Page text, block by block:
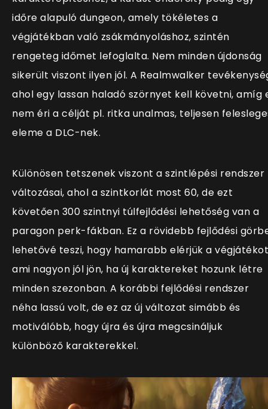
időre alapuló dungeon, amely tökéletes a
végjátékban való zsákmányoláshoz, szintén
rengeteg időmet lefoglalta. Nem minden újdonság
sikerült viszont ilyen jól. A Realmwalker
ahol egy lassan haladó szörnyet kell követni, amíg
nem éri a célját pl. ritka unalmas, teljesen
eleme a DLC-nek.
Különösen tetszenek viszont a szintlépési rendszer
változásai, ahol a szintkorlát most 60, de ezt
követően 300 szintnyi túlfejlődési lehetőség van a
paragon perk-fákban. Ez a rövidebb fejlődési
lehetővé teszi, hogy hamarabb elérjük a
ami nagyon jól jön, ha új karaktereket hozunk létre
minden szezonban. A korábbi fejlődési rendszer
néha lassú volt, de ez az új változat simább és
motiválóbb, hogy újra és újra megcsináljuk
különböző karakterekkel.